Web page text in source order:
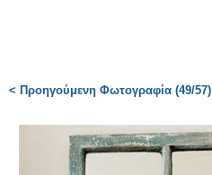
< Προηγούμενη Φωτογραφία (49/57)